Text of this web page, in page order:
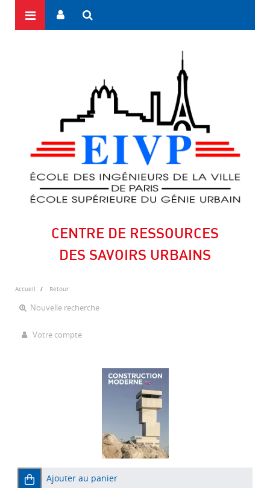
CENTRE DE RESSOURCES
DES SAVOIRS URBAINS
Accueil Retour
Nouvelle recherche
Votre compte
Ajouter au panier